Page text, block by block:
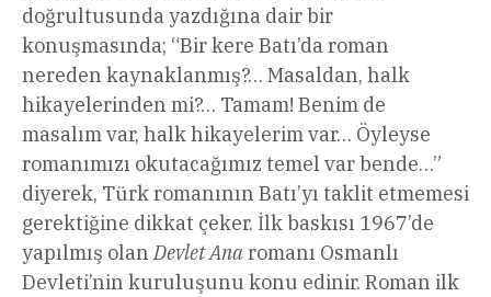
doğrultusunda yazdığına dair bir
konuşmasında; “Bir kere Batı’da roman
nereden kaynaklanmış?… Masaldan, halk
hikayelerinden mi?… Tamam! Benim de
masalım var, halk hikayelerim var… Öyleyse
romanımızı okutacağımız temel var bende…”
diyerek, Türk romanının Batı’yı taklit etmemesi
gerektiğine dikkat çeker. İlk baskısı 1967’de
yapılmış olanDevlet Anaromanı Osmanlı
Devleti’nin kuruluşunu konu edinir. Roman ilk